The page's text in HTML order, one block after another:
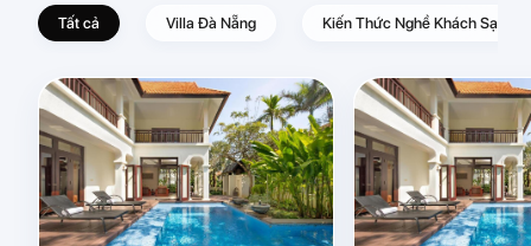
Tất cả Villa Đà Nẵng Kiến Thức Nghề Khách Sạn –